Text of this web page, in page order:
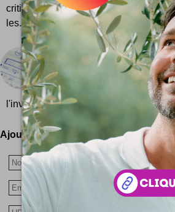
critique gastronomique ! Vous
les...
Joyeux anniversaire
Le tout premier tweet,
premier tweet de
l'inventeur et concepteur de Twitter ! C
Ajoutez votre avis !